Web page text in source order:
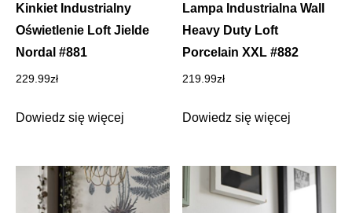
Kinkiet Industrialny
Oświetlenie Loft Jielde
Nordal #881
229.99zł
Dowiedz się więcej
Lampa Industrialna Wall
Heavy Duty Loft
Porcelain XXL #882
219.99zł
Dowiedz się więcej